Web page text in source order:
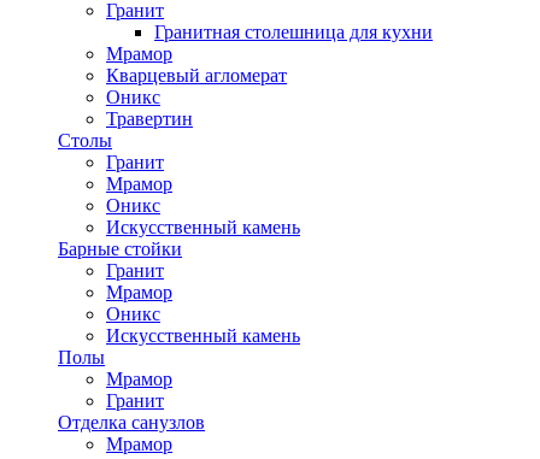
Гранит
Гранитная столешница для кухни
Мрамор
Кварцевый агломерат
Оникс
Травертин
Столы
Гранит
Мрамор
Оникс
Искусственный камень
Барные стойки
Гранит
Мрамор
Оникс
Искусственный камень
Полы
Мрамор
Гранит
Отделка санузлов
Мрамор